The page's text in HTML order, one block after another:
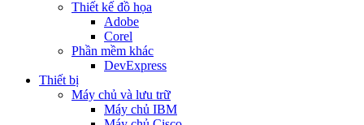
Thiết kế đồ họa
Adobe
Corel
Phần mềm khác
DevExpress
Thiết bị
Máy chủ và lưu trữ
Máy chủ IBM